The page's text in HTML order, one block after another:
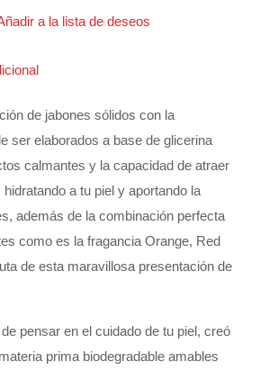
a la lista de deseos
de jabones sólidos con la
ser elaborados a base de glicerina
calmantes y la capacidad de atraer
a tu piel y aportando la
además de la combinación perfecta
como es la fragancia Orange, Red
de esta maravillosa presentación de
pensar en el cuidado de tu piel, creó
prima biodegradable amables